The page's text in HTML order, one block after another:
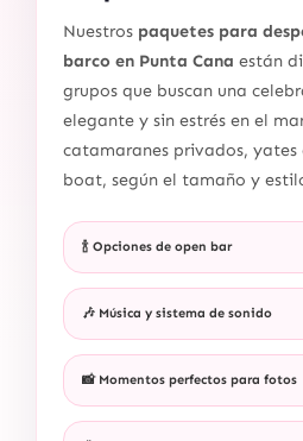
Nuestros paquetes para
barco en Punta Cana están
grupos que buscan una
elegante y sin estrés en el
catamaranes privados,
boat, según el tamaño y
🍾 Opciones de open bar
🎶 Música y sistema de sonido
📸 Momentos perfectos para fotos